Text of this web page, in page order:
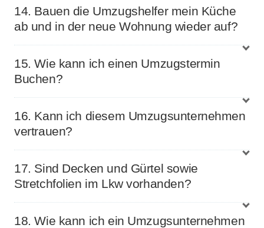
14. Bauen die Umzugshelfer mein Küche
ab und in der neue Wohnung wieder auf?
15. Wie kann ich einen Umzugstermin
Buchen?
16. Kann ich diesem Umzugsunternehmen
vertrauen?
17. Sind Decken und Gürtel sowie
Stretchfolien im Lkw vorhanden?
18. Wie kann ich ein Umzugsunternehmen